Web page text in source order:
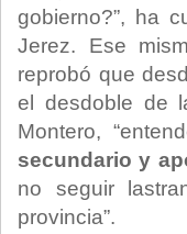
gobierno?”, ha
Jerez. Ese
reprobó que
el desdoble de
Montero,
secundario y
no seguir
provincia”.